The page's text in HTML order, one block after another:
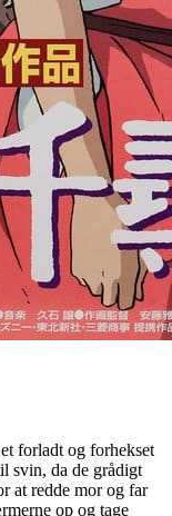
forladt og forhekset
svin, da de grådigt
at redde mor og far
op og tage